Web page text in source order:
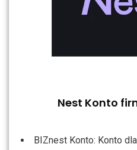
Nest Konto
BIZnest Konto: Konto